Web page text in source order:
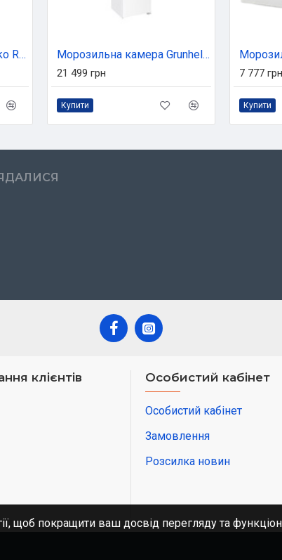
Морозильна камера Beko RFNM200E20W Морозильна камера Grunhelm VFH-N185D70W
21 499 грн
Купити
7 777 грн
Купити
клієнтів Особистий кабінет
Особистий кабінет
Замовлення
Розсилка новин
щоб покращити ваш досвід перегляду та